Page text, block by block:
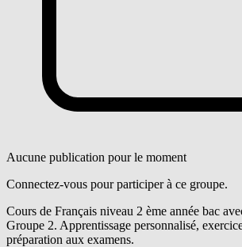
Aucune publication pour le moment
Connectez-vous pour participer à ce groupe.
Cours de Français niveau 2 ème année bac
Groupe 2. Apprentissage personnalisé,
préparation aux examens.